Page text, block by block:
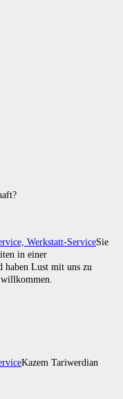
Sie
in einer
haben Lust mit uns zu
willkommen.
Kazem Tariwerdian